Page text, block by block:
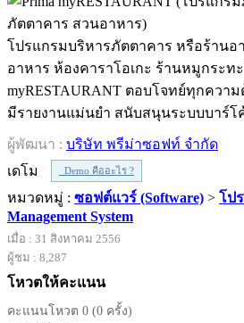
โปรแกรมบริหารภัตตาคาร หรือร้าน
อาหาร ห้องคาราโอเกะ ร้านหมูกระท
myRESTAURANT ตอบโจทย์ทุกคว
มีรายงานแม่นยำ สนับสนุนระบบบาร์โ
ผู้พัฒนา : บริษัท พรีม่าซอฟท์ จํากัด
เดโม
Demo คืออะไร ?
หมวดหมู่ : ซอฟต์แวร์ (Software) > โป
Management System
เมื่อ : 31 สิงหาคม 2556
ผู้ชม : 8,287
โหวตให้คะแนน
คะแนนโหวต 0 (0 ครั้ง)